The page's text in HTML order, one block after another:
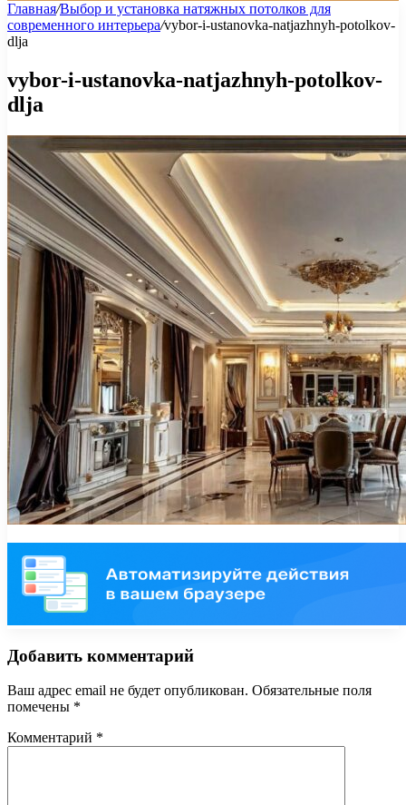
Главная/Выбор и установка натяжных потолков для
современного интерьера/vybor-i-ustanovka-natjazhnyh-potolkov-
dlja
vybor-i-ustanovka-natjazhnyh-potolkov-
dlja
Добавить комментарий
Ваш адрес email не будет опубликован. Обязательные поля
помечены *
Комментарий *